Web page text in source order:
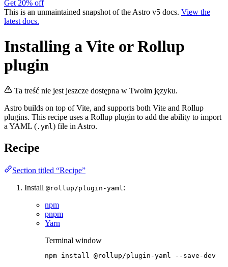
Get 20% off
This is an unmaintained snapshot of the Astro v5 docs. View the
latest docs.
Installing a Vite or Rollup
plugin
Ta treść nie jest jeszcze dostępna w Twoim języku.
Astro builds on top of Vite, and supports both Vite and Rollup
plugins. This recipe uses a Rollup plugin to add the ability to import
a YAML ( .yml) file in Astro.
Recipe
Section titled “Recipe”
Install @rollup/plugin-yaml:
npm
pnpm
Yarn
Terminal window
npm install @rollup/plugin-yaml --save-dev